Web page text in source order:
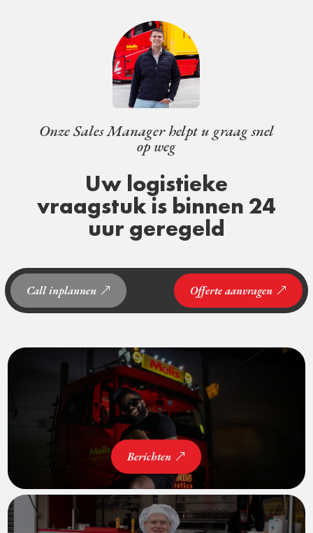
Onze Sales Manager helpt u graag snel
op weg
Uw logistieke
vraagstuk is binnen 24
uur geregeld
Call inplannen Offerte aanvragen
Berichten